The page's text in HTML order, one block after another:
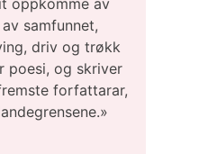
oppkomme av
samfunnet,
driv og trøkk
poesi, og skriver
forfattarar,